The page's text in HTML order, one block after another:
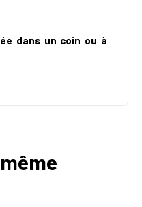
dans un coin ou à